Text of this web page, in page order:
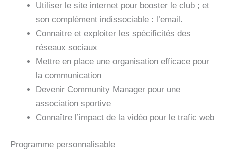
Utiliser le site internet pour booster le club ; et
son complément indissociable : l’email.
Connaitre et exploiter les spécificités des
réseaux sociaux
Mettre en place une organisation efficace pour
la communication
Devenir Community Manager pour une
association sportive
Connaître l’impact de la vidéo pour le trafic web
Programme personnalisable